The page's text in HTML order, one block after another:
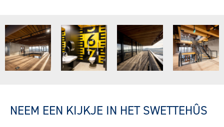
NEEM EEN KIJKJE IN HET SWETTEHÛS